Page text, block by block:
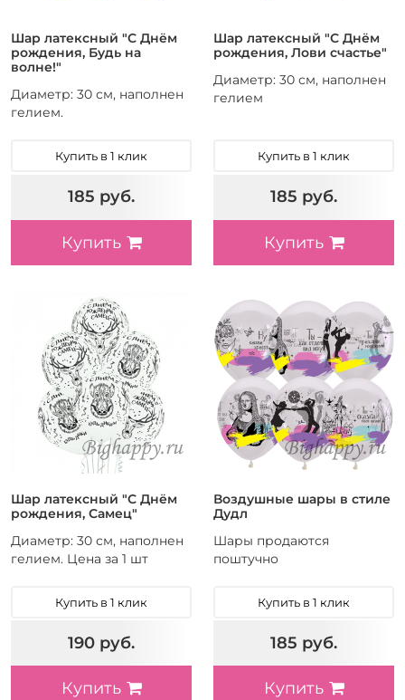
Шар латексный "С Днём
рождения, Будь на
волне!"
Диаметр: 30 см, наполнен
гелием.
Купить в 1 клик
185 руб.
Купить
Шар латексный "С Днём
рождения, Лови счастье"
Диаметр: 30 см, наполнен
гелием
Купить в 1 клик
185 руб.
Купить
Шар латексный "С Днём
рождения, Самец"
Диаметр: 30 см, наполнен
гелием. Цена за 1 шт
Купить в 1 клик
190 руб.
Купить
Воздушные шары в стиле
Дудл
Шары продаются
поштучно
Купить в 1 клик
185 руб.
Купить